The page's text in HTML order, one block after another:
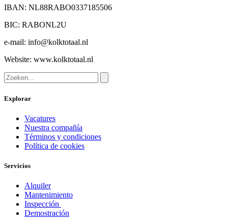
IBAN: NL88RABO0337185506
BIC: RABONL2U
e-mail: info@kolktotaal.nl
Website: www.kolktotaal.nl
Explorar
Vacatures
Nuestra compañía
Términos y condiciones
Política de cookies
Servicios
Alquiler
Mantenimiento
Inspección
Demostración